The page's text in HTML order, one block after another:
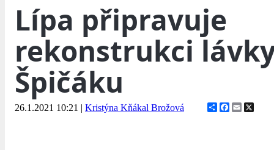
Lípa připravuje
rekonstrukci
Špičáku
26.1.2021 10:21 | Kristýna Kňákal Brožová ShareFacebook
Email